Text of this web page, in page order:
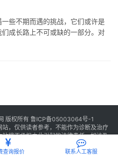
些不期而遇的挑战，它们或许是
成长路上不可或缺的一部分。对
版权所有 鲁ICP备05003064号-1
，仅供读者参考，不能作为诊断及治疗
将不承担由此引起的法律责任。如涉及
联系我们
查询报价 联系人工客服